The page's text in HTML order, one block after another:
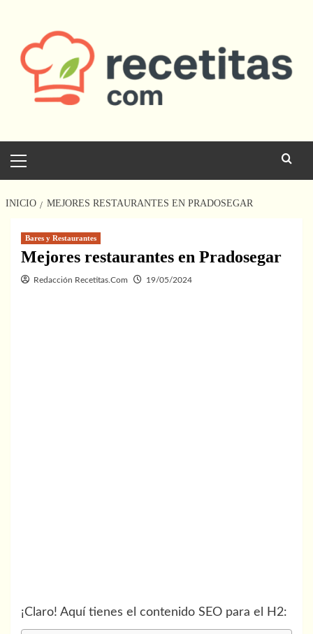
contenido
principal
INICIO MEJORES RESTAURANTES EN PRADOSEGAR
Bares y Restaurantes
Mejores restaurantes en Pradosegar
Redacción Recetitas.Com 19/05/2024
¡Claro! Aquí tienes el contenido SEO para el H2: